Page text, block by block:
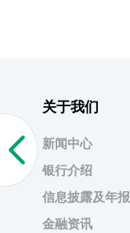
关于我们
新闻中心
银行介绍
信息披露及年报
金融资讯